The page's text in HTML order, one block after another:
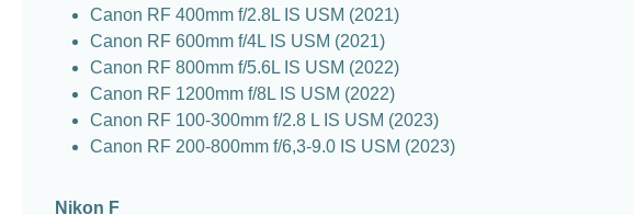
Canon RF 400mm f/2.8L IS USM (2021)
Canon RF 600mm f/4L IS USM (2021)
Canon RF 800mm f/5.6L IS USM (2022)
Canon RF 1200mm f/8L IS USM (2022)
Canon RF 100-300mm f/2.8 L IS USM (2023)
Canon RF 200-800mm f/6,3-9.0 IS USM (2023)
Nikon F